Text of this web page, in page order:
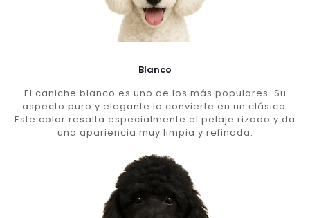
Blanco
El caniche blanco es uno de los más populares. Su
aspecto puro y elegante lo convierte en un clásico.
Este color resalta especialmente el pelaje rizado y da
una apariencia muy limpia y refinada.